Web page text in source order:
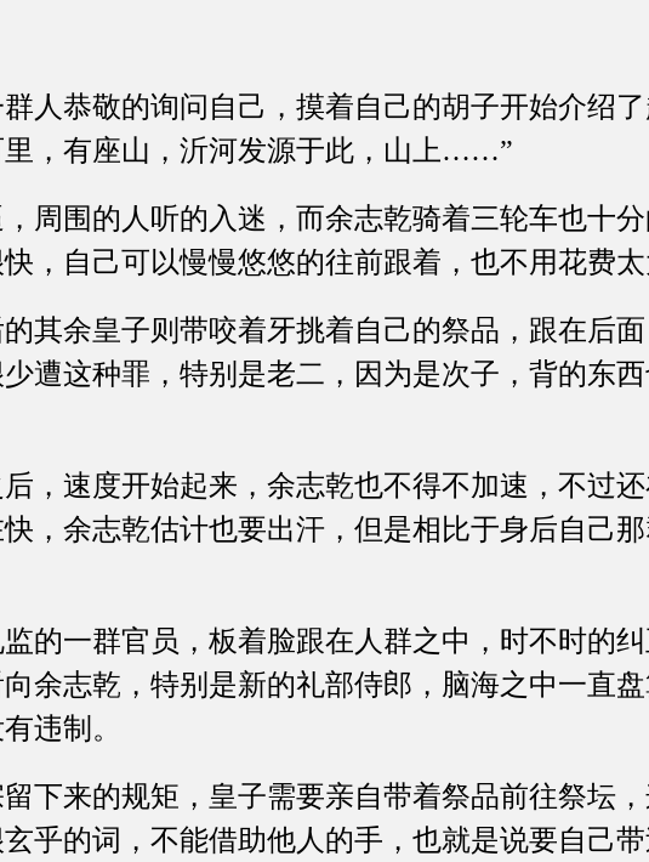
恭敬的询问自己，摸着自己的胡子开始介绍了
里，有座山，沂河发源于此，山上……”
围的人听的入迷，而余志乾骑着三轮车也十分
，自己可以慢慢悠悠的往前跟着，也不用花费太
余皇子则带咬着牙挑着自己的祭品，跟在后面
遭这种罪，特别是老二，因为是次子，背的东
速度开始起来，余志乾也不得不加速，不过还
，余志乾估计也要出汗，但是相比于身后自己
一群官员，板着脸跟在人群之中，时不时的纠
余志乾，特别是新的礼部侍郎，脑海之中一直
违制。
来的规矩，皇子需要亲自带着祭品前往祭坛，
乎的词，不能借助他人的手，也就是说要自己